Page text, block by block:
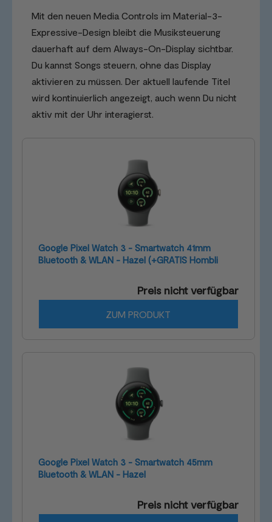
Mit den neuen Media Controls im Material-3-
Expressive-Design bleibt die Musiksteuerung
dauerhaft auf dem Always-On-Display sichtbar.
Du kannst Songs steuern, ohne das Display
aktivieren zu müssen. Der aktuell laufende Titel
wird kontinuierlich angezeigt, auch wenn Du nicht
aktiv mit der Uhr interagierst.
Google Pixel Watch 3 - Smartwatch 41mm
Bluetooth & WLAN - Hazel (+GRATIS Hombli
Preis nicht verfügbar
ZUM PRODUKT
Google Pixel Watch 3 - Smartwatch 45mm
Bluetooth & WLAN - Hazel
Preis nicht verfügbar